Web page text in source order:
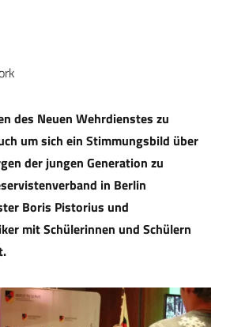
des Neuen Wehrdienstes zu
um sich ein Stimmungsbild über
der jungen Generation zu
in Berlin
Boris Pistorius und
mit Schülerinnen und Schülern